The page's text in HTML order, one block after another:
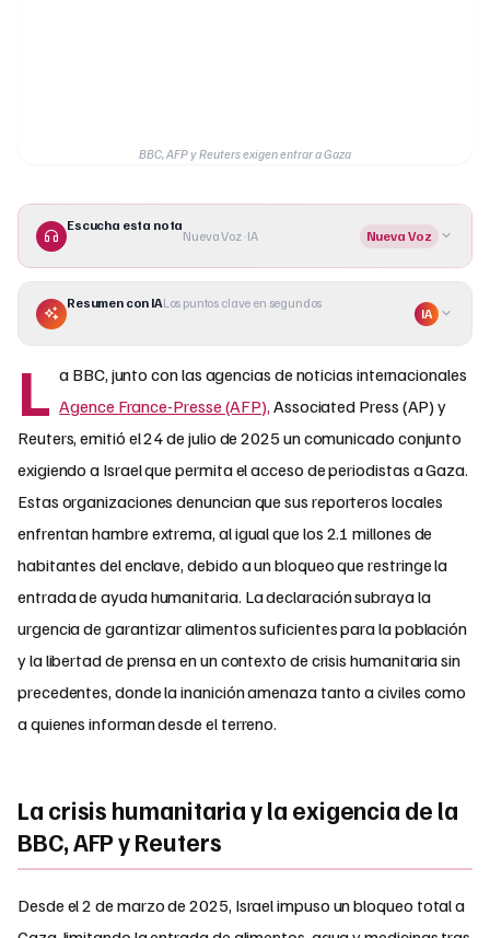
BBC, AFP y Reuters exigen entrar a Gaza
Escucha esta nota
Nueva Voz · IA Nueva Voz
Resumen con IALos puntos clave en segundos
IA
L a BBC, junto con las agencias de noticias internacionales
Agence France-Presse (AFP), Associated Press (AP) y
Reuters, emitió el 24 de julio de 2025 un comunicado conjunto
exigiendo a Israel que permita el acceso de periodistas a Gaza.
Estas organizaciones denuncian que sus reporteros locales
enfrentan hambre extrema, al igual que los 2.1 millones de
habitantes del enclave, debido a un bloqueo que restringe la
entrada de ayuda humanitaria. La declaración subraya la
urgencia de garantizar alimentos suficientes para la población
y la libertad de prensa en un contexto de crisis humanitaria sin
precedentes, donde la inanición amenaza tanto a civiles como
a quienes informan desde el terreno.
La crisis humanitaria y la exigencia de la
BBC, AFP y Reuters
Desde el 2 de marzo de 2025, Israel impuso un bloqueo total a